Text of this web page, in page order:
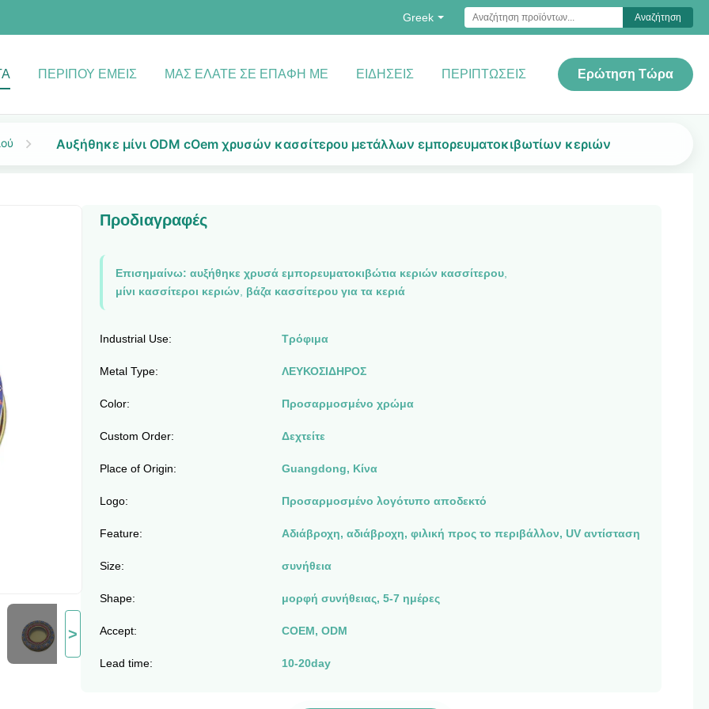
Greek Αναζήτηση
ΠΕΡΊΠΟΥ ΕΜΕΊΣ ΜΑΣ ΕΛΆΤΕ ΣΕ ΕΠΑΦΉ ΜΕ ΕΙΔΉΣΕΙΣ ΠΕΡΙΠΤΏΣΕΙΣ Ερώτηση Τώρα
Αυξήθηκε μίνι ODM cOem χρυσών κασσίτερου μετάλλων εμπορευματοκιβωτίων κεριών
>
Προδιαγραφές
Επισημαίνω: αυξήθηκε χρυσά εμπορευματοκιβώτια κεριών κασσίτερου,
μίνι κασσίτεροι κεριών
βάζα κασσίτερου για τα κεριά
Industrial Use: Τρόφιμα
Metal Type: ΛΕΥΚΟΣΙΔΗΡΟΣ
Color: Προσαρμοσμένο χρώμα
Custom Order: Δεχτείτε
Place of Origin: Guangdong, Κίνα
Logo: Προσαρμοσμένο λογότυπο αποδεκτό
Feature: Αδιάβροχη, αδιάβροχη, φιλική προς το περιβάλλον, UV αντίσταση
Size: συνήθεια
Shape: μορφή συνήθειας, 5-7 ημέρες
Accept: COEM, ODM
Lead time: 10-20day